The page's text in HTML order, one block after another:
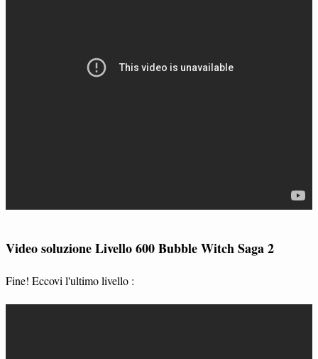
Video soluzione Livello 600 Bubble Witch Saga 2
Fine! Eccovi l'ultimo livello :